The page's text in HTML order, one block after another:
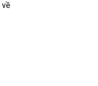
về